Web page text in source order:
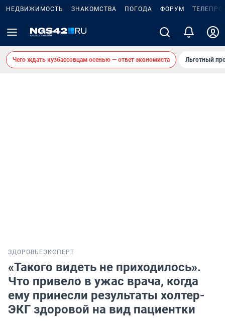
НЕДВИЖИМОСТЬ ЗНАКОМСТВА ПОГОДА ФОРУМ
Чего ждать кузбассовцам осенью — ответ экономиста Льготный
ЗДОРОВЬЕЭКСПЕРТ
«Такого видеть не приходилось».
Что привело в ужас врача, когда
ему принесли результаты холтер-
ЭКГ здоровой на вид пациентки